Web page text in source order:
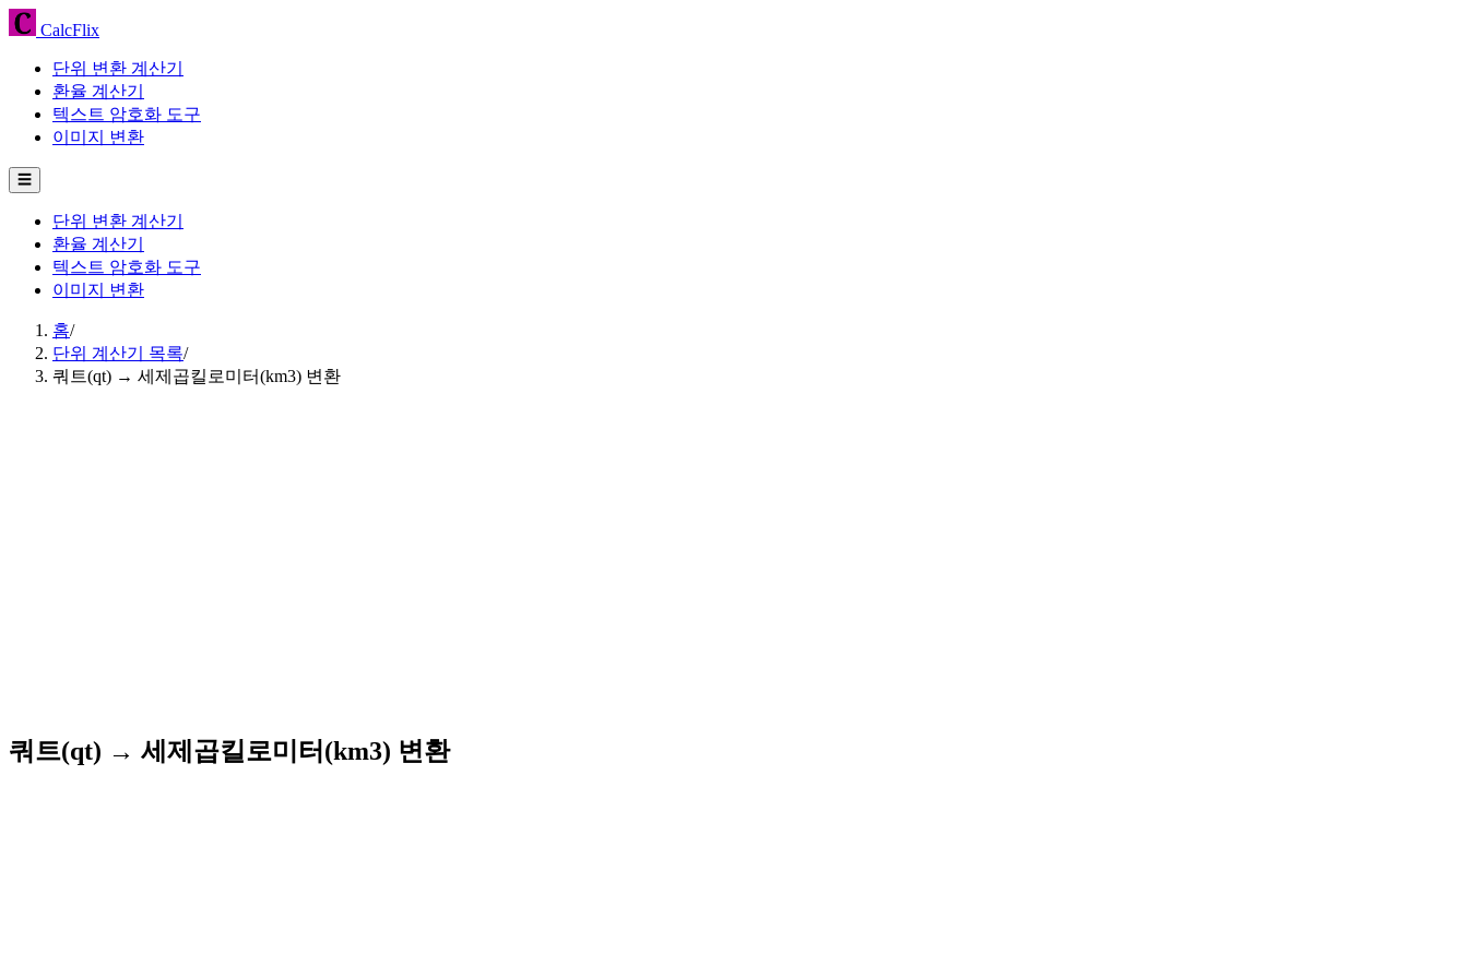
CalcFlix
단위 변환 계산기
환율 계산기
텍스트 암호화 도구
이미지 변환
☰
단위 변환 계산기
환율 계산기
텍스트 암호화 도구
이미지 변환
홈/
단위 계산기 목록/
쿼트(qt) → 세제곱킬로미터(km3) 변환
쿼트(qt) → 세제곱킬로미터(km3) 변환